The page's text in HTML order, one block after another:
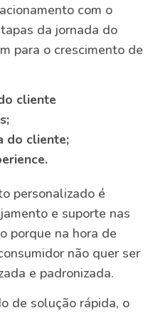
com o
da jornada do
para o crescimento de
cliente
do cliente;
personalizado é
e suporte nas
porque na hora de
não quer ser
e padronizada.
de solução rápida, o